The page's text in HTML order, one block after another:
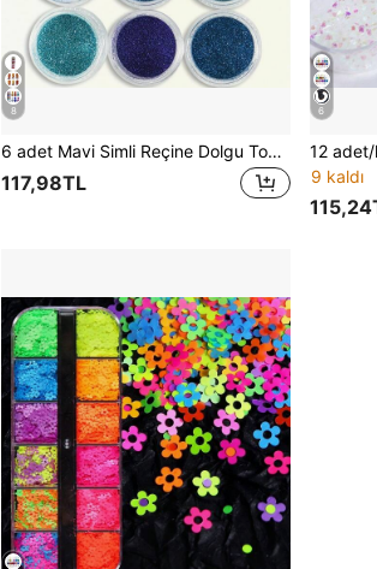
8
6 adet Mavi Simli Reçine Dolgu Tozu, 0,2 mm Pigment Tozu, Kendin Yap Takı, Reçine Kalıp Doldurma ve Dekorasyon İçin Uygundur
117,98TL
6
9 kaldı